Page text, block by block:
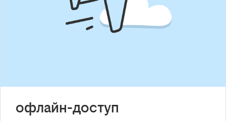
офлайн-доступ